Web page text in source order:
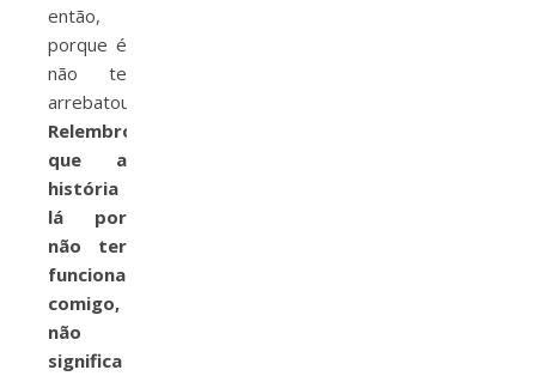
então,
porque é
não te
arrebatou?
Relembro
que a
história
lá por
não ter
funcionado
comigo,
não
significa